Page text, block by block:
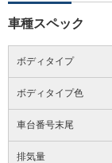
車種スペック
ボディタイプ
ボディタイプ色
車台番号末尾
排気量